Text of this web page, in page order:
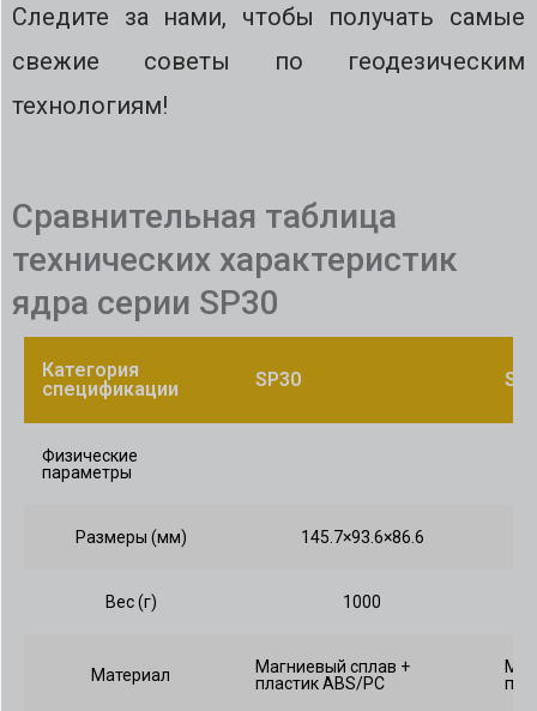
Следите за нами, чтобы получать самые
свежие советы по геодезическим
технологиям!
Сравнительная таблица
технических характеристик
ядра серии SP30
Категория
спецификации
SP30
Физические
параметры
Размеры (мм) 145.7×93.6×86.6
Вес (г) 1000
Материал
Магниевый сплав +
пластик ABS/PC